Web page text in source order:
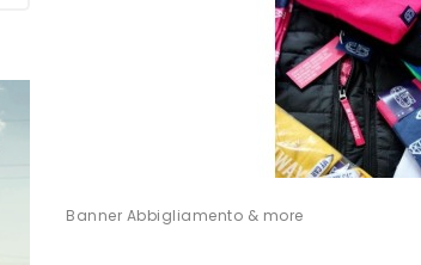
Banner Abbigliamento & more